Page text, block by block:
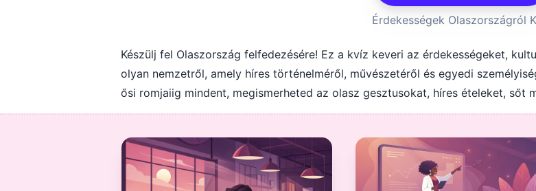
Érdekességek Olaszországról
Készülj fel Olaszország felfedezésére! Ez a kvíz keveri az érdekességeket,
olyan nemzetről, amely híres történelméről, művészetéről és egyedi
ősi romjaiig mindent, megismerheted az olasz gesztusokat, híres ételeket, sőt